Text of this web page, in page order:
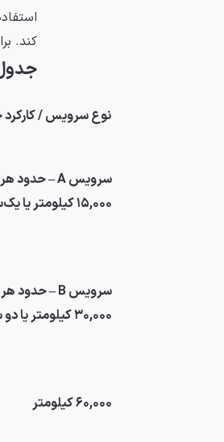
کند.
نوع سرویس / کارکرد
سرویس A – حدود هر
۱۵,۰۰۰ کیلومتر یا یک‌سال
سرویس B – حدود هر
۳۰,۰۰۰ کیلومتر یا دو سال
۶۰,۰۰۰ کیلومتر